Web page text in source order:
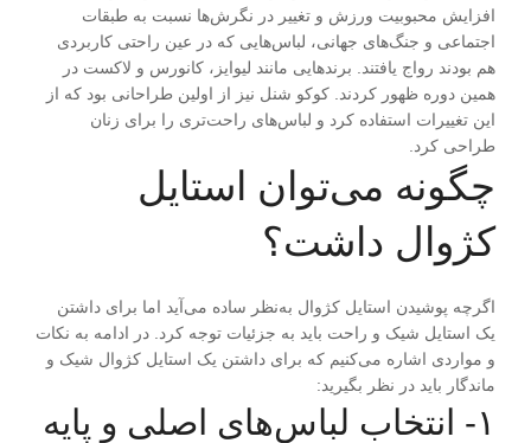
افزایش محبوبیت ورزش و تغییر در نگرش‌ها نسبت به طبقات
اجتماعی و جنگ‌های جهانی، لباس‌هایی که در عین راحتی کاربردی
هم بودند رواج یافتند. برندهایی مانند لیوایز، کانورس و لاکست در
همین دوره ظهور کردند. کوکو شنل نیز از اولین طراحانی بود که از
این تغییرات استفاده کرد و لباس‌های راحت‌تری را برای زنان
طراحی کرد.
چگونه می‌توان استایل
کژوال داشت؟
اگرچه پوشیدن استایل کژوال به‌نظر ساده می‌آید اما برای داشتن
یک استایل شیک و راحت باید به جزئیات توجه کرد. در ادامه به نکات
و مواردی اشاره می‌کنیم که برای داشتن یک استایل کژوال شیک و
ماندگار باید در نظر بگیرید:
۱- انتخاب لباس‌های اصلی و پایه